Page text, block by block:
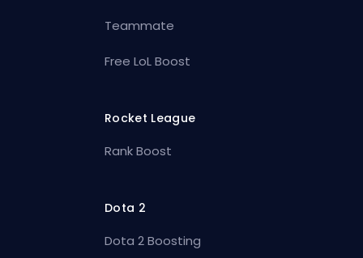
Teammate
Free LoL Boost
Rocket League
Rank Boost
Dota 2
Dota 2 Boosting